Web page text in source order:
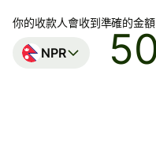
你的收款人會收到準確的金額
NPR